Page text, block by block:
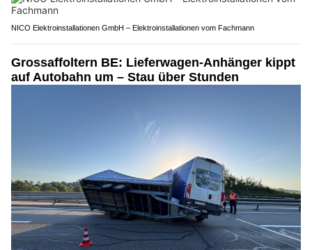
NICO Elektroinstallationen GmbH – Elektroinstallationen vom Fachmann
Grossaffoltern BE: Lieferwagen-Anhänger kippt
auf Autobahn um – Stau über Stunden